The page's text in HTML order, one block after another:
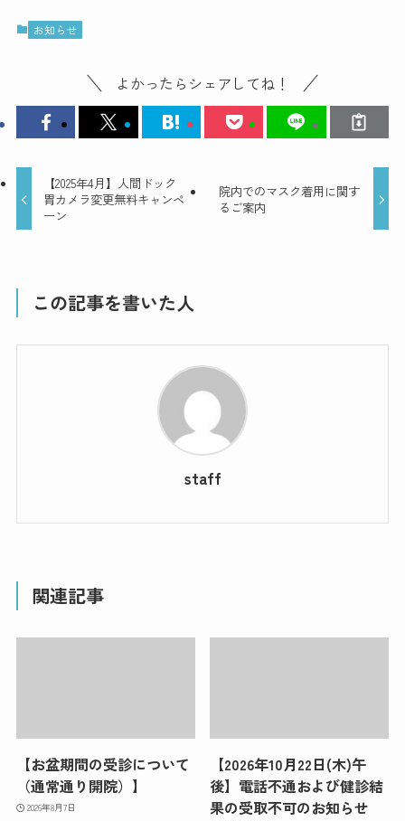
お知らせ
よかったらシェアしてね！
【2025年4月】人間ドック
胃カメラ変更無料キャンペ
ーン
院内でのマスク着用に関す
るご案内
この記事を書いた人
staff
関連記事
【お盆期間の受診について
（通常通り開院）】
2026年8月7日
【2026年10月22日(木)午
後】電話不通および健診結
果の受取不可のお知らせ